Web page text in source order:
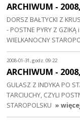
ARCHIWUM -
DORSZ BAŁTYCKI Z
- POSTNE PYRY Z GZIKĄ
WIELKANOCNY
2008-01-31, godz. 09:22
ARCHIWUM -
GULASZ Z INDYKA PO
TARCIUCHY, CZYLI
STAROPOLSKU »